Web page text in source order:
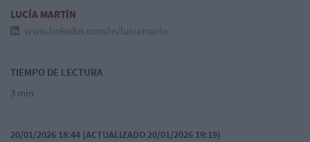
LUCÍA MARTÍN
www.linkedin.com/in/luciamarlo
TIEMPO DE LECTURA
3 min
20/01/2026 18:44 (ACTUALIZADO 20/01/2026 19:19)